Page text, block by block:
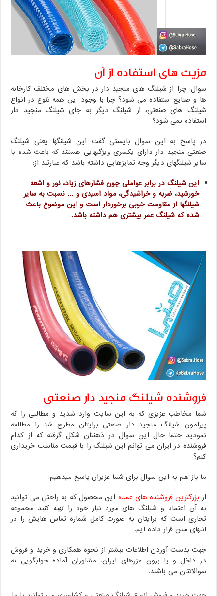
مزیت های استفاده از آن
سوال: چرا از شیلنگ های منجید دار در بخش های مختلف کارخانه
ها و صنایع استفاده می شود؟ چرا با وجود این همه تنوع در انواع
شیلنگ های صنعتی، از شیلنگ دیگر به جای شیلنگ منجید دار
استفاده نمی شود؟
در پاسخ به این سوال بایستی گفت این شیلنگها یعنی شیلنگ
صنعتی منجید دار دارای یکسری ویژگیهایی هستند که باعث شده با
سایر شیلنگهای دیگر وجه تمایزهایی داشته باشد که عبارتند از:
این شیلنگ در برابر عواملی چون فشارهای زیاد، نور و اشعه
خورشید، ضربه و خراشیدگی، مواد اسیدی و … نسبت به سایر
شیلنگها از مقاومت خوبی برخوردار است و این موضوع باعث
شده که شیلنگ عمر بیشتری هم داشته باشد.
فروشنده شیلنگ منجید دار صنعتی
شما مخاطب عزیزی که به این سایت وارد شدید و مطالبی را که
پیرامون شیلنگ منجید دار صنعتی برایتان مطرح شد را مطالعه
نمودید حتما حال این سوال در ذهنتان شکل گرفته که از کدام
فروشنده در ایران می توانم این شیلنگ را با قیمت مناسب خریداری
کنم؟
ما باز هم به این سوال برای شما عزیزان پاسخ میدهیم:
از بزرگترین فروشنده های عمده این محصول که به راحتی می توانید
به آن اعتماد و شیلنگ های مورد نیاز خود را تهیه کنید مجموعه
تجاری است که برایتان به صورت کامل شماره تماس هایش را در
انتهای متن قرار داده ایم.
جهت بدست آوردن اطلاعات بیشتر از نحوه همکاری و خرید و فروش
در داخل و یا برون مزرهای ایران، مشاوران آماده جوابگویی به
سوالاتتان می باشند.